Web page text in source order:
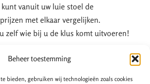
Beheer toestemming
bieden, gebruiken wij technologieën zoals cookies
vanuit uw luie stoel de
met elkaar vergelijken.
zelf wie bij u de klus komt uitvoeren!